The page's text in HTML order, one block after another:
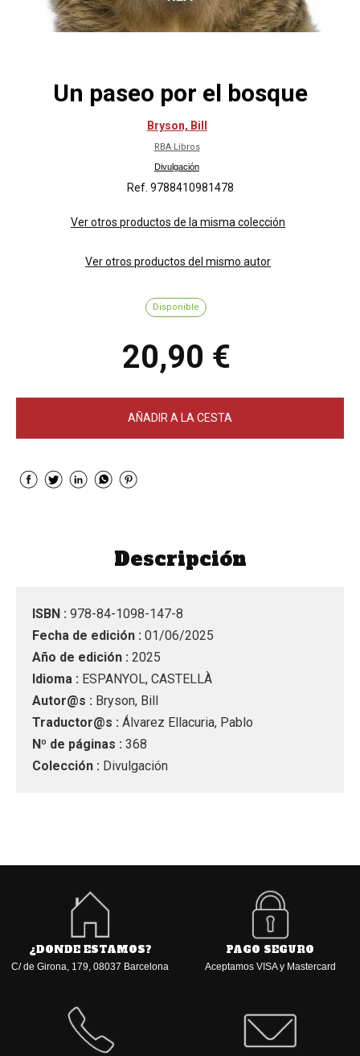
Un paseo por el bosque
Bryson, Bill
RBA Libros
Divulgación
Ref. 9788410981478
Ver otros productos de la misma colección
Ver otros productos del mismo autor
Disponible
20,90 €
AÑADIR A LA CESTA
Descripción
ISBN : 978-84-1098-147-8
Fecha de edición : 01/06/2025
Año de edición : 2025
Idioma : ESPANYOL, CASTELLÀ
Autor@s : Bryson, Bill
Traductor@s : Álvarez Ellacuria, Pablo
Nº de páginas : 368
Colección : Divulgación
¿DONDE ESTAMOS?
C/ de Girona, 179, 08037 Barcelona
PAGO SEGURO
Aceptamos VISA y Mastercard